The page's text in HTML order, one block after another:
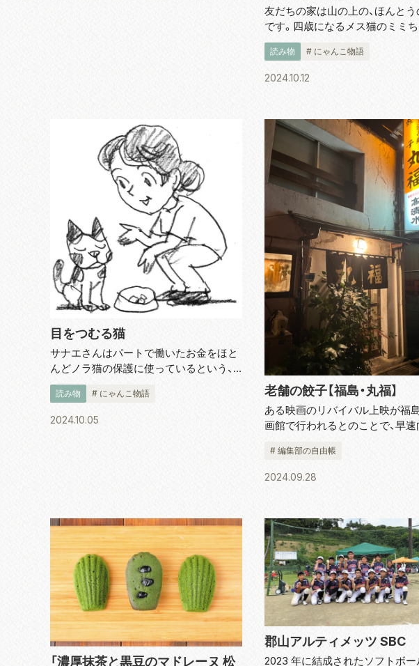
友だちの家は山の上の、ほんと
です。四歳になるメス猫のミミ
飼っているのですが、ある日、ミ
は夕方になっても帰ってきません
た。二、三日待っても帰ってこない
読み物 # にゃんこ物語
2024.10.12
目をつむる猫
サナエさんはパートで働いたお金をほと
んどノラ猫の保護に使っているという、
猫村の村長さんです。その猫村だより。
庭にやってくるノラ猫には、ほとんど避
妊・去勢手術をしてきたのですが、一匹だ
読み物 # にゃんこ物語
2024.10.05
老舗の餃子【福島・丸福】
ある映画のリバイバル上映が福
画館で行われるとのことで、早
品を映画館の大スクリーンで観
んて、こんなに幸せなことはあり
# 編集部の自由帳
2024.09.28
「濃厚抹茶と黒豆のマドレーヌ 松
郡山アルティメッツ SBC
2023 年に結成されたソフトボー